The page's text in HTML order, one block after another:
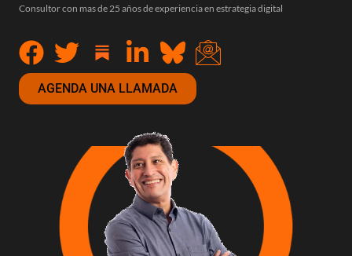
Consultor con mas de 25 años de experiencia en estrategia digital
AGENDA UNA LLAMADA